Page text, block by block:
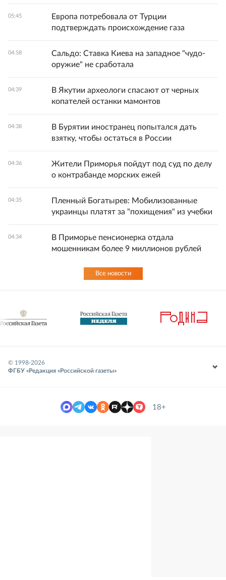
05:45
Европа потребовала от Турции
подтверждать происхождение газа
04:58
Сальдо: Ставка Киева на западное "чудо-
оружие" не сработала
04:39
В Якутии археологи спасают от черных
копателей останки мамонтов
04:38
В Бурятии иностранец попытался дать
взятку, чтобы остаться в России
04:36
Жители Приморья пойдут под суд по делу
о контрабанде морских ежей
04:35
Пленный Богатырев: Мобилизованные
украинцы платят за "похищения" из учебки
04:34
В Приморье пенсионерка отдала
мошенникам более 9 миллионов рублей
Все новости
© 1998-2026
ФГБУ «Редакция «Российской газеты»
18+